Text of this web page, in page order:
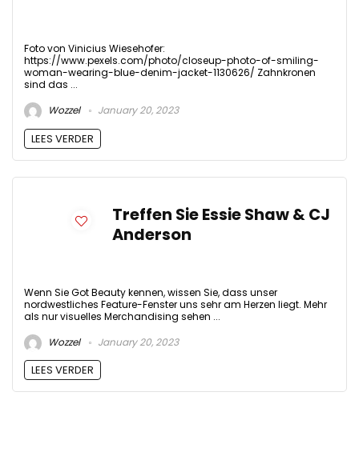
Foto von Vinicius Wiesehofer:
https://www.pexels.com/photo/closeup-photo-of-smiling-
woman-wearing-blue-denim-jacket-1130626/ Zahnkronen
sind das ...
Wozzel
January 20, 2023
LEES VERDER
Treffen Sie Essie Shaw & CJ
Anderson
Wenn Sie Got Beauty kennen, wissen Sie, dass unser
nordwestliches Feature-Fenster uns sehr am Herzen liegt. Mehr
als nur visuelles Merchandising sehen ...
Wozzel
January 20, 2023
LEES VERDER